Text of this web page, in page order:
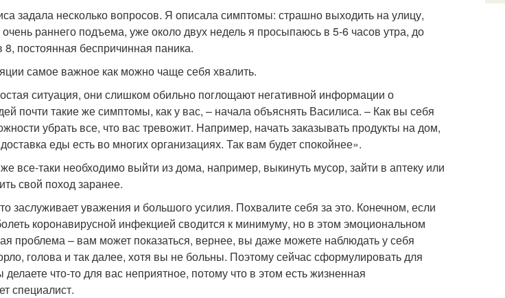
задала несколько вопросов. Я описала симптомы: страшно выходить на улицу,
раннего подъема, уже около двух недель я просыпаюсь в 5-6 часов утра, до
постоянная беспричинная паника.
самое важное как можно чаще себя хвалить.
ситуация, они слишком обильно поглощают негативной информации о
почти такие же симптомы, как у вас, – начала объяснять Василиса. – Как вы себя
убрать все, что вас тревожит. Например, начать заказывать продукты на дом,
еды есть во многих организациях. Так вам будет спокойнее».
все-таки необходимо выйти из дома, например, выкинуть мусор, зайти в аптеку или
свой поход заранее.
заслуживает уважения и большого усилия. Похвалите себя за это. Конечном, если
коронавирусной инфекцией сводится к минимуму, но в этом эмоциональном
проблема – вам может показаться, вернее, вы даже можете наблюдать у себя
голова и так далее, хотя вы не больны. Поэтому сейчас сформулировать для
что-то для вас неприятное, потому что в этом есть жизненная
специалист.